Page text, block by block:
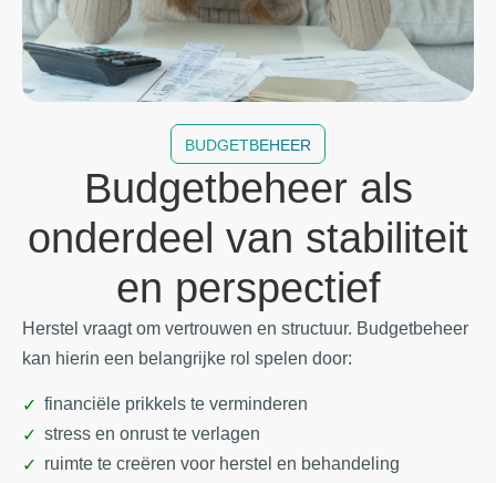
BUDGETBEHEER
Budgetbeheer als
onderdeel van stabiliteit
en perspectief
Herstel vraagt om vertrouwen en structuur. Budgetbeheer
kan hierin een belangrijke rol spelen door:
financiële prikkels te verminderen
stress en onrust te verlagen
ruimte te creëren voor herstel en behandeling